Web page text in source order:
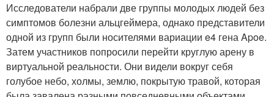
Исследователи набрали две группы молодых людей без
симптомов болезни альцгеймера, однако представители
одной из групп были носителями вариации e4 гена Apoe.
Затем участников попросили перейти круглую арену в
виртуальной реальности. Они видели вокруг себя
голубое небо, холмы, землю, покрытую травой, которая